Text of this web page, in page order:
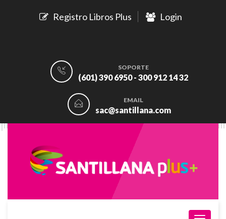
Registro Libros Plus Login
SOPORTE
(601) 390 6950 - 300 912 14 32
EMAIL
sac@santillana.com